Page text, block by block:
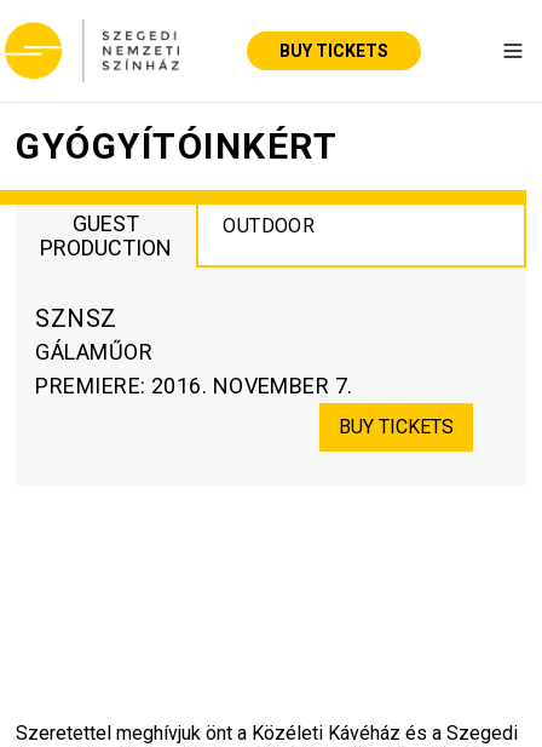
BUY TICKETS
GYÓGYÍTÓINKÉRT
GUEST
PRODUCTION
OUTDOOR
SZNSZ
GÁLAMŰOR
PREMIERE: 2016. NOVEMBER 7.
BUY TICKETS
Szeretettel meghívjuk önt a Közéleti Kávéház és a Szegedi